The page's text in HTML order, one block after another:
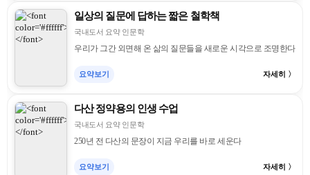
일상의 질문에 답하는 짧은 철학책
국내도서 요약 인문학
우리가 그간 외면해 온 삶의 질문들을 새로운 시각으로 조명한다
요약보기 자세히 〉
다산 정약용의 인생 수업
국내도서 요약 인문학
250년 전 다산의 문장이 지금 우리를 바로 세운다
요약보기 자세히 〉